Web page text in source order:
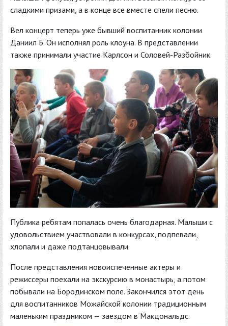
сладкими призами, а в конце все вместе спели песню.
Вел концерт теперь уже бывший воспитанник колонии
Даниил Б. Он исполнял роль клоуна. В представлении
также принимали участие Карлсон и Соловей-Разбойник.
Публика ребятам попалась очень благодарная. Малыши с
удовольствием участвовали в конкурсах, подпевали,
хлопали и даже подтанцовывали.
После представления новоиспеченные актеры и
режиссеры поехали на экскурсию в монастырь, а потом
побывали на Бородинском поле. Закончился этот день
для воспитанников Можайской колонии традиционным
маленьким праздником — заездом в Макдональдс.